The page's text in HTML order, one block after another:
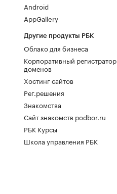
Android
AppGallery
Другие продукты РБК
Облако для бизнеса
Корпоративный регистратор
доменов
Хостинг сайтов
Рег.решения
Знакомства
Сайт знакомств podbor.ru
РБК Курсы
Школа управления РБК